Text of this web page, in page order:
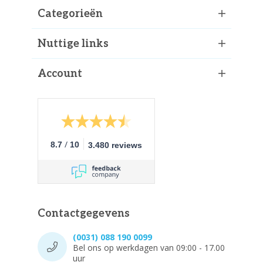
Categorieën
Nuttige links
Account
8.7 / 10 3.480 reviews
Contactgegevens
(0031) 088 190 0099
Bel ons op werkdagen van 09:00 - 17.00
uur